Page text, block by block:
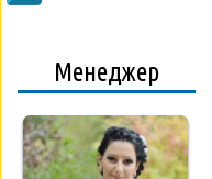
Менеджер